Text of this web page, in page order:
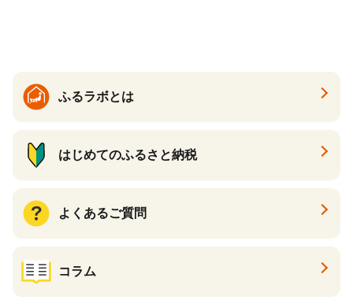
ふるラボとは
はじめてのふるさと納税
よくあるご質問
コラム